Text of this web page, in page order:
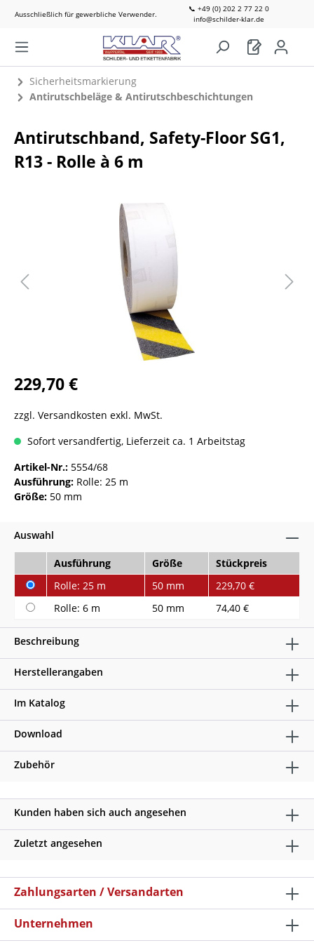
Ausschließlich für gewerbliche Verwender.
📞 +49 (0) 202 2 77 22 0
info@schilder-klar.de
Sicherheitsmarkierung
Antirutschbeläge & Antirutschbeschichtungen
Antirutschband, Safety-Floor SG1,
R13 - Rolle à 6 m
229,70 €
zzgl. Versandkosten exkl. MwSt.
Sofort versandfertig, Lieferzeit ca. 1 Arbeitstag
Artikel-Nr.: 5554/68
Ausführung: Rolle: 25 m
Größe: 50 mm
Auswahl
Ausführung Größe
Stückpreis
Rolle: 25 m
50 mm
229,70 €
Rolle: 6 m
50 mm 74,40 €
Beschreibung
Herstellerangaben
Im Katalog
Download
Zubehör
Kunden haben sich auch angesehen
Zuletzt angesehen
Zahlungsarten / Versandarten
Unternehmen